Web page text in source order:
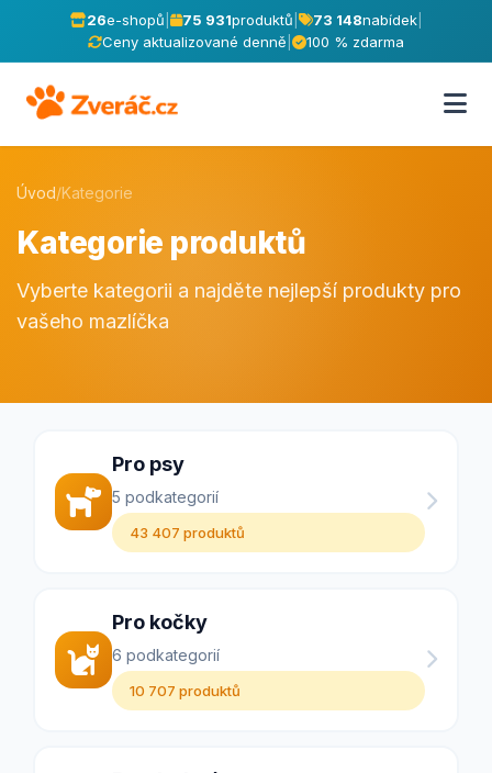
26e-shopů 75 931produktů 73 148nabídek|
Ceny aktualizované denně
100 % zdarma
Úvod/Kategorie
Kategorie produktů
Vyberte kategorii a najděte nejlepší produkty pro
vašeho mazlíčka
Pro psy
5 podkategorií
43 407 produktů
Pro kočky
6 podkategorií
10 707 produktů